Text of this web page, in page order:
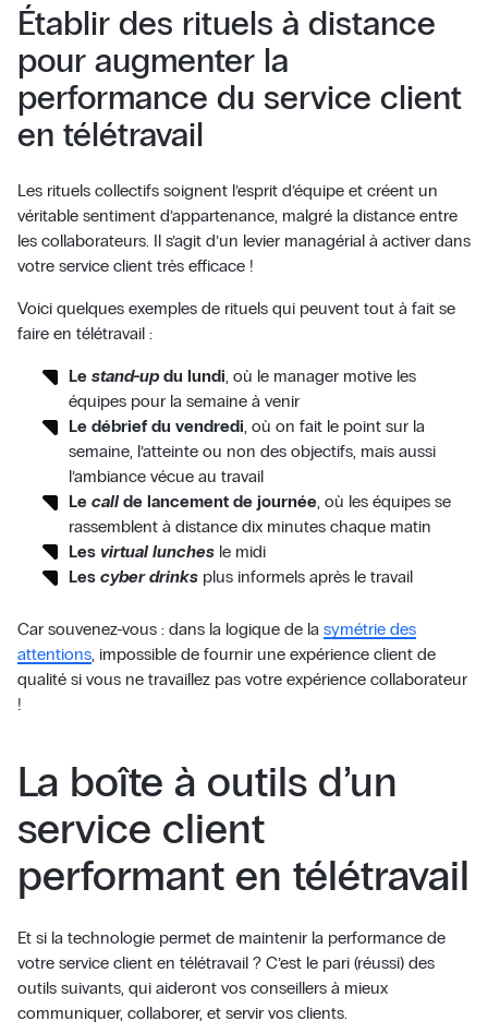
Établir des rituels à distance
pour augmenter la
performance du service client
en télétravail
Les rituels collectifs soignent l’esprit d’équipe et créent un
véritable sentiment d’appartenance, malgré la distance entre
les collaborateurs. Il s’agit d’un levier managérial à activer dans
votre service client très efficace !
Voici quelques exemples de rituels qui peuvent tout à fait se
faire en télétravail :
Lestand-updu lundi , où le manager motive les
équipes pour la semaine à venir
Le débrief du vendredi , où on fait le point sur la
semaine, l’atteinte ou non des objectifs, mais aussi
l’ambiance vécue au travail
Le callde lancement de journée, où les équipes se
rassemblent à distance dix minutes chaque matin
Les virtual lunchesle midi
Les cyber drinksplus informels après le travail
Car souvenez-vous : dans la logique de la symétrie des
attentions, impossible de fournir une expérience client de
qualité si vous ne travaillez pas votre expérience collaborateur
!
La boîte à outils d’un
service client
performant en télétravail
Et si la technologie permet de maintenir la performance de
votre service client en télétravail ? C’est le pari (réussi) des
outils suivants, qui aideront vos conseillers à mieux
communiquer, collaborer, et servir vos clients.